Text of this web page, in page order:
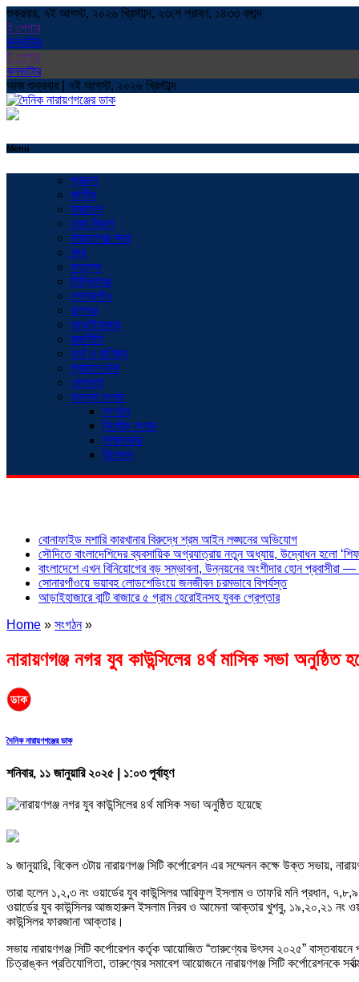
শুক্রবার, ৭ই আগস্ট, ২০২৬ খ্রিস্টাব্দ, ২৩শে শ্রাবণ, ১৪৩৩ বঙ্গাব্দ
ই পেপার
কনভাটার
ই পেপার
কনভাটার
আজ শুক্রবার | ৭ই আগস্ট, ২০২৬ খ্রিস্টাব্দ
Menu
প্রচ্ছদ
জাতীয়
সারাদেশ
ঢাকা বিভাগ
নারায়ণগঞ্জ সদর
বন্দর
ফতুল্লা
সিদ্ধিরগঞ্জ
সোনারগাঁও
রূপগঞ্জ
আড়াইহাজার
রাজনীতি
অর্থ ও বাণিজ্য
প্রবাসে ডাক
খেলাধুলা
অনন্যা সংবাদ
সংগঠন
নিখোঁজ সংবাদ
সাক্ষাৎকার
বিনোদন
বোনাফাইড মশারি কারখানার বিরুদ্ধে শ্রম আইন লঙ্ঘনের অভিযোগ
সৌদিতে বাংলাদেশিদের ব্যবসায়িক অগ্রযাত্রায় নতুন অধ্যায়, উদ্বোধন হলো ‘শিফা
বাংলাদেশে এখন বিনিয়োগের বড় সম্ভাবনা, উন্নয়নের অংশীদার হোন প্রবাসীরা
সোনারগাঁওয়ে ভয়াবহ লোডশেডিংয়ে জনজীবন চরমভাবে বিপর্যস্ত
আড়াইহাজারে বান্টি বাজারে ৫ গ্রাম হেরোইনসহ যুবক গ্রেপ্তার
Home » সংগঠন»
নারায়ণগঞ্জ নগর যুব কাউন্সিলের ৪র্থ মাসিক সভা অনুষ্ঠিত
দৈনিক নারায়ণগঞ্জের ডাক
শনিবার, ১১ জানুয়ারি ২০২৫ | ১:০৩ পূর্বাহ্ণ
৯ জানুয়ারি, বিকেল ৩টায় নারায়ণগঞ্জ সিটি কর্পোরেশন এর সম্মেলন কক্ষে উক্ত সভায়,
তারা হলেন ১,২,৩ নং ওয়ার্ডের যুব কাউন্সিলর আরিফুল ইসলাম ও তাফরি মনি প্রধান,
ওয়ার্ডের যুব কাউন্সিলর আজহারুল ইসলাম নিরব ও আমেনা আক্তার খুশবু, ১৯,২০,২১ নং
কাউন্সিলর ফারজানা আক্তার।
সভায় নারায়ণগঞ্জ সিটি কর্পোরেশন কর্তৃক আয়োজিত “তারুণ্যের উৎসব ২০২৫”
চিত্রাঙ্কন প্রতিযোগিতা, তারুণ্যের সমাবেশ আয়োজনে নারায়ণগঞ্জ সিটি কর্পোরেশনকে